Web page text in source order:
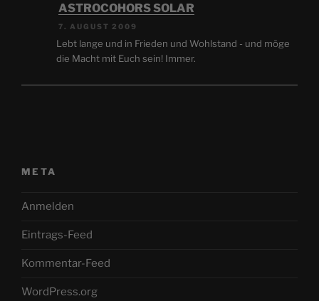
ASTROCOHORS SOLAR
7. AUGUST 2009
Lebt lange und in Frieden und Wohlstand - und möge
die Macht mit Euch sein! Immer.
META
Anmelden
Eintrags-Feed
Kommentar-Feed
WordPress.org